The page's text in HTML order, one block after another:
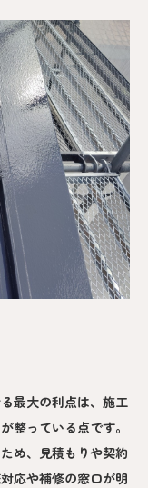
最大の利点は、施工
整っている点です。
め、見積もりや契約
応や補修の窓口が明